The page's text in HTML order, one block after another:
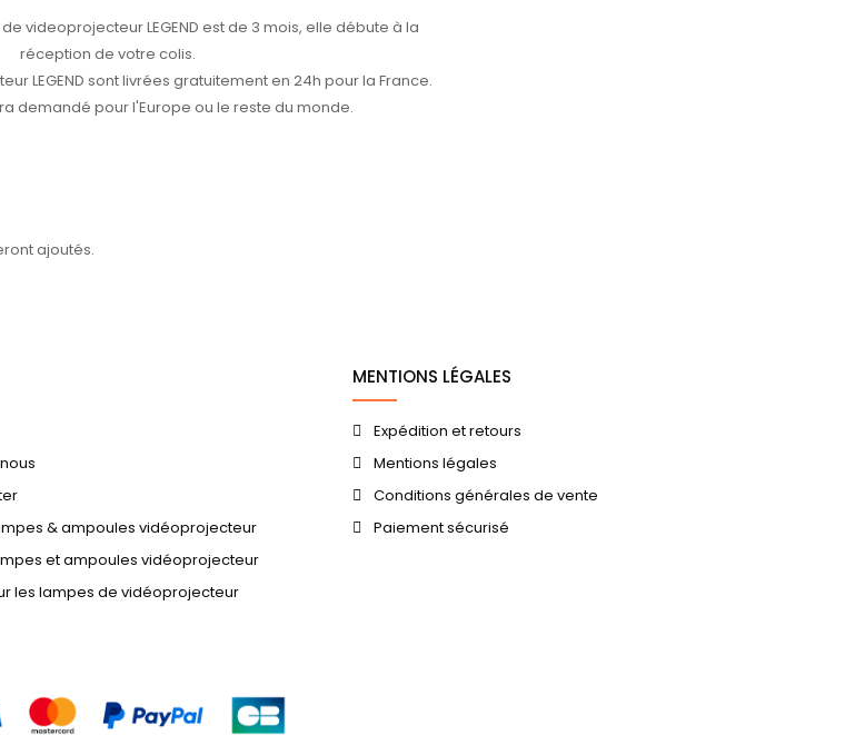
videoprojecteur LEGEND est de 3 mois, elle débute à la
réception de votre colis.
LEGEND sont livrées gratuitement en 24h pour la France.
demandé pour l'Europe ou le reste du monde.
ajoutés.
& ampoules vidéoprojecteur
et ampoules vidéoprojecteur
les lampes de vidéoprojecteur
MENTIONS LÉGALES
Expédition et retours
Mentions légales
Conditions générales de vente
Paiement sécurisé